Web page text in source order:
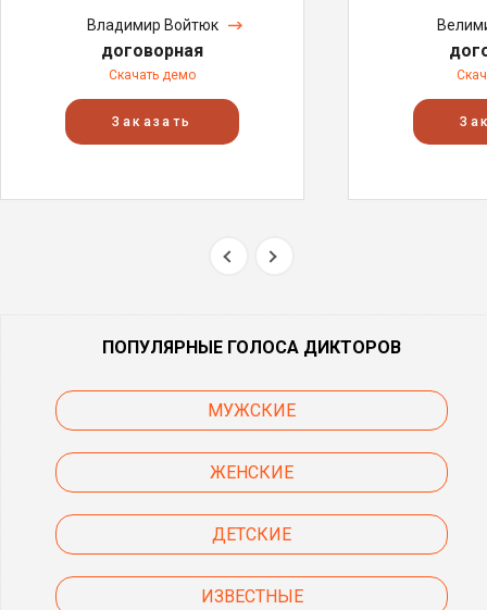
Владимир Войтюк
договорная
Скачать демо
Заказать
ПОПУЛЯРНЫЕ ГОЛОСА ДИКТОРОВ
МУЖСКИЕ
ЖЕНСКИЕ
ДЕТСКИЕ
ИЗВЕСТНЫЕ